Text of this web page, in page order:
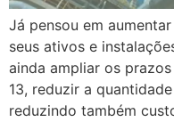
Já pensou em
seus ativos e
ainda ampliar os
13, reduzir a
reduzindo também